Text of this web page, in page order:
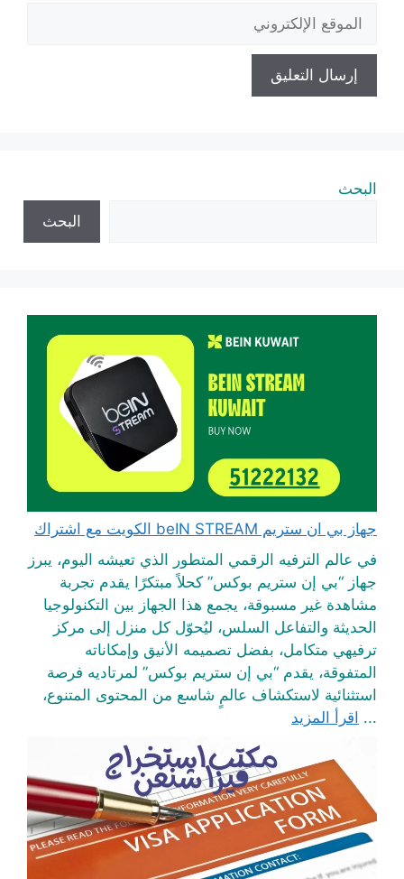
الإلكتروني
البحث
البحث
جهاز بي ان ستريم beIN STREAM الكويت مع اشتراك
في عالم الترفيه الرقمي المتطور الذي تعيشه اليوم، يبرز
جهاز “بي إن ستريم بوكس” كحلاً مبتكرًا يقدم تجربة
مشاهدة غير مسبوقة، يجمع هذا الجهاز بين التكنولوجيا
الحديثة والتفاعل السلس، ليُحوّل كل منزل إلى مركز
ترفيهي متكامل، بفضل تصميمه الأنيق وإمكاناته
المتفوقة، يقدم “بي إن ستريم بوكس” لمرتاديه فرصة
استثنائية لاستكشاف عالمٍ شاسع من المحتوى المتنوع،
... اقرأ المزيد